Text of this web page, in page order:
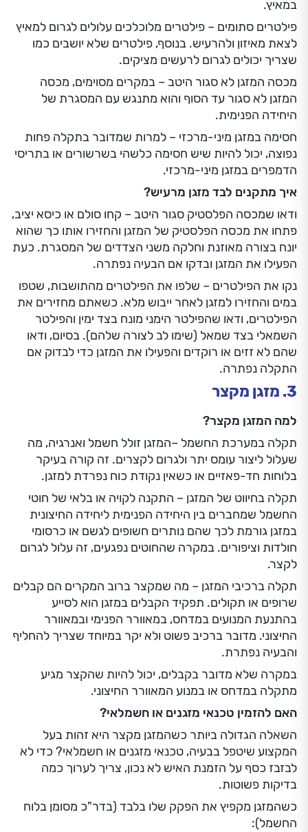
במאיץ.
פילטרים סתומים – פילטרים מלוכלכים עלולים לגרום למאיץ
לצאת מאיזון ולהרעיש. בנוסף, פילטרים שלא יושבים כמו
שצריך יכולים לגרום לרעשים מציקים.
מכסה המזגן לא סגור היטב – במקרים מסוימים, מכסה
המזגן לא סגור עד הסוף והוא מתנגש עם המסגרת של
היחידה הפנימית.
חסימה במזגן מיני-מרכזי – למרות שמדובר בתקלה פחות
נפוצה, יכול להיות שיש חסימה כלשהי בשרשורים או בתריסי
הדמפרים במזגן מיני-מרכזי.
איך מתקנים לבד מזגן מרעיש?
ודאו שמכסה הפלסטיק סגור היטב – קחו סולם או כיסא יציב,
פתחו את מכסה הפלסטיק של המזגן והחזירו אותו כך שהוא
יונח בצורה מאוזנת וחלקה משני הצדדים של המסגרת. כעת
הפעילו את המזגן ובדקו אם הבעיה נפתרה.
נקו את הפילטרים – שלפו את הפילטרים מהתושבות, שטפו
במים והחזירו למזגן לאחר ייבוש מלא. כשאתם מחזירים את
הפילטרים, ודאו שהפילטר הימני מונח בצד ימין והפילטר
השמאלי בצד שמאל (שימו לב לצורה שלהם). בסיום, ודאו
שהם לא זזים או רוקדים והפעילו את המזגן כדי לבדוק אם
התקלה נפתרה.
3. מזגן מקצר
למה המזגן מקצר?
תקלה במערכת החשמל –המזגן זולל חשמל ואנרגיה, מה
שעלול ליצור עומס יתר ולגרום לקצרים. זה קורה בעיקר
בלוחות חד-פאזיים או כשאין נקודת כוח נפרדת למזגן.
תקלה בחיווט של המזגן – התקנה לקויה או בלאי של חוטי
החשמל שמחברים בין היחידה הפנימית ליחידה החיצונית
במזגן גורמת לכך שהם נותרים חשופים לגשם או כרסומי
חולדות וציפורים. במקרה שהחוטים נפגעים, זה עלול לגרום
לקצר.
תקלה ברכיבי המזגן – מה שמקצר ברוב המקרים הם קבלים
שרופים או תקולים. תפקיד הקבלים במזגן הוא לסייע
בהתנעת המנועים במדחס, במאוורר הפנימי ובמאוורר
החיצוני. מדובר ברכיב פשוט ולא יקר במיוחד שצריך להחליף
והבעיה נפתרת.
במקרה שלא מדובר בקבלים, יכול להיות שהקצר מגיע
מתקלה במדחס או במנוע המאוורר החיצוני.
האם להזמין טכנאי מזגנים או חשמלאי?
השאלה הגדולה ביותר כשהמזגן מקצר היא זהות בעל
המקצוע שיטפל בבעיה, טכנאי מזגנים או חשמלאי? כדי לא
לבזבז כסף על הזמנת האיש לא נכון, צריך לערוך כמה
בדיקות פשוטות.
כשהמזגן מקפיץ את הפקק שלו בלבד (בדר"כ מסומן בלוח
החשמל):